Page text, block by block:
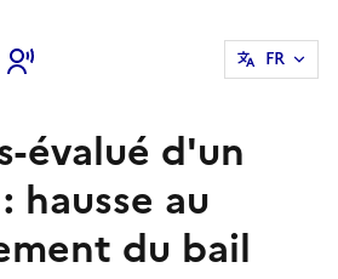
FR
évalué d'un
hausse au
du bail